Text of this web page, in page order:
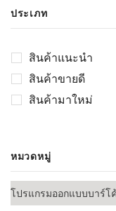
ประเภท
สินค้าแนะนำ
สินค้าขายดี
สินค้ามาใหม่
หมวดหมู่
โปรแกรมออกแบบบาร์โ